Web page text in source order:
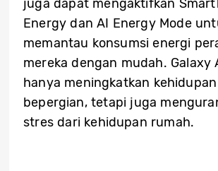
juga dapat mengaktifkan
Energy dan AI Energy Mode
memantau konsumsi energi
mereka dengan mudah. Galaxy
hanya meningkatkan
bepergian, tetapi juga
stres dari kehidupan rumah.